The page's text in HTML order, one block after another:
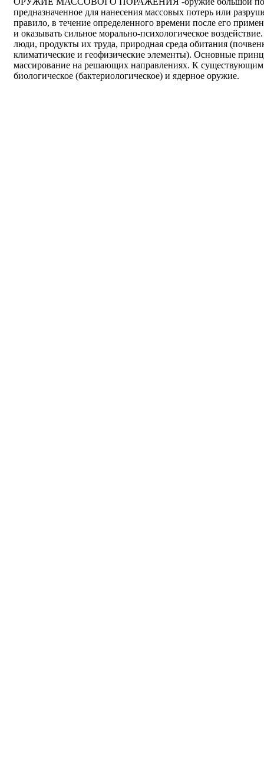
предназначенное для нанесения массовых потерь или
правило, в течение определенного времени после его
и оказывать сильное морально-психологическое
люди, продукты их труда, природная среда обитания
климатические и геофизические элементы). Основные
массирование на решающих направлениях. К
биологическое (бактериологическое) и ядерное оружие.